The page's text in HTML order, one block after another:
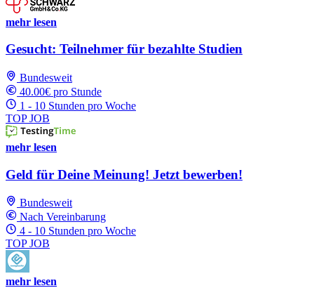
mehr lesen
Gesucht: Teilnehmer für bezahlte Studien
Bundesweit
40.00€ pro Stunde
1 - 10 Stunden pro Woche
TOP JOB
mehr lesen
Geld für Deine Meinung! Jetzt bewerben!
Bundesweit
Nach Vereinbarung
4 - 10 Stunden pro Woche
TOP JOB
mehr lesen